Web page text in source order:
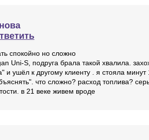
спокойно но сложно
Uni-S, подруга брала такой хвалила.
и ушёл к другому клиенту . я стояла
что сложно? расход топлива?
в 21 веке живем вроде